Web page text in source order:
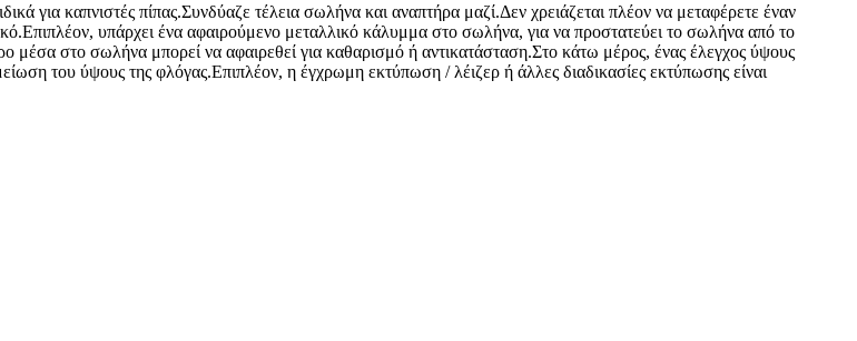
για καπνιστές πίπας.Συνδύαζε τέλεια σωλήνα και αναπτήρα μαζί.Δεν χρειάζεται πλέον να μεταφέρετε έναν
υπάρχει ένα αφαιρούμενο μεταλλικό κάλυμμα στο σωλήνα, για να προστατεύει το σωλήνα από το
μέσα στο σωλήνα μπορεί να αφαιρεθεί για καθαρισμό ή αντικατάσταση.Στο κάτω μέρος, ένας έλεγχος ύψους
του ύψους της φλόγας.Επιπλέον, η έγχρωμη εκτύπωση / λέιζερ ή άλλες διαδικασίες εκτύπωσης είναι